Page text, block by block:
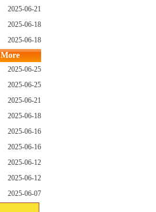
2025-06-21
2025-06-18
2025-06-18
More
2025-06-25
2025-06-25
2025-06-21
2025-06-18
2025-06-16
2025-06-16
2025-06-12
2025-06-12
2025-06-07